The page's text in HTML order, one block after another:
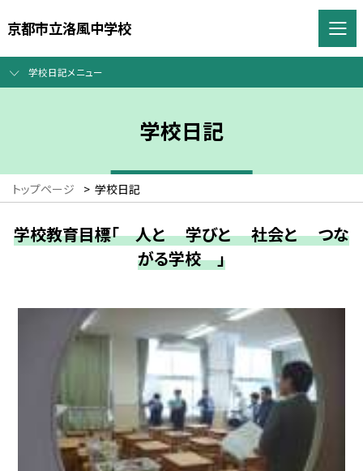
京都市立洛風中学校
学校日記メニュー
学校日記
トップページ > 学校日記
学校教育目標「 人と 学びと 社会と つな
がる学校 」